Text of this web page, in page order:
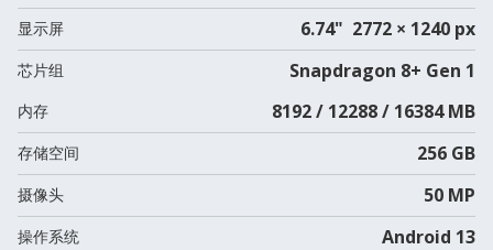
显示屏 6.74" 2772 × 1240 px
芯片组 Snapdragon 8+ Gen 1
内存 8192 / 12288 / 16384 MB
存储空间 256 GB
摄像头 50 MP
操作系统 Android 13